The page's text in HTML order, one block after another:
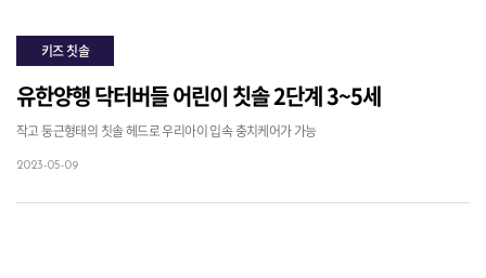
키즈 칫솔
유한양행 닥터버들 어린이 칫솔 2단계 3~5세
작고 둥근형태의 칫솔 헤드로 우리아이 입속 충치케어가 가능
2023-05-09